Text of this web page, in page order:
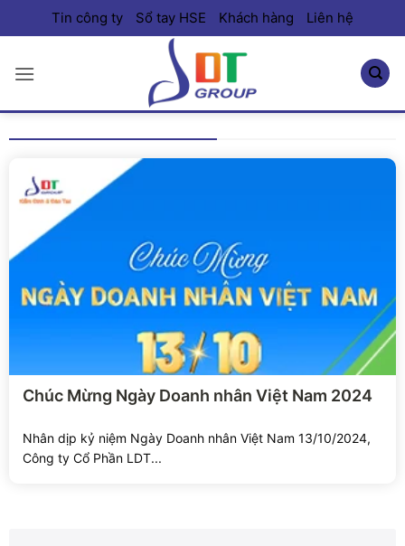
qua
dung
Tin công ty Sổ tay HSE Khách hàng Liên hệ
Xem chi tiết
Chúc Mừng Ngày Doanh nhân Việt Nam 2024
Nhân dịp kỷ niệm Ngày Doanh nhân Việt Nam 13/10/2024,
Công ty Cổ Phần LDT...